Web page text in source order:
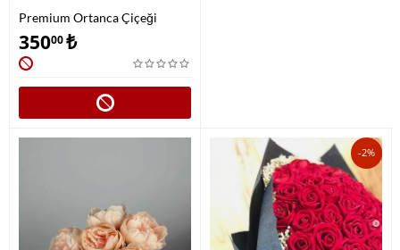
Premium Ortanca Çiçeği
35000₺
-2%